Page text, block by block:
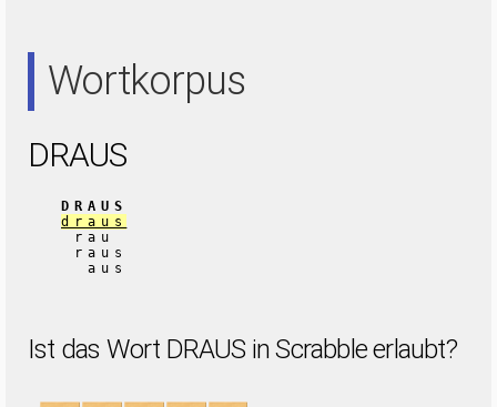
Wortkorpus
DRAUS
DRAUS
draus
rau
raus
aus
Ist das Wort DRAUS in Scrabble erlaubt?